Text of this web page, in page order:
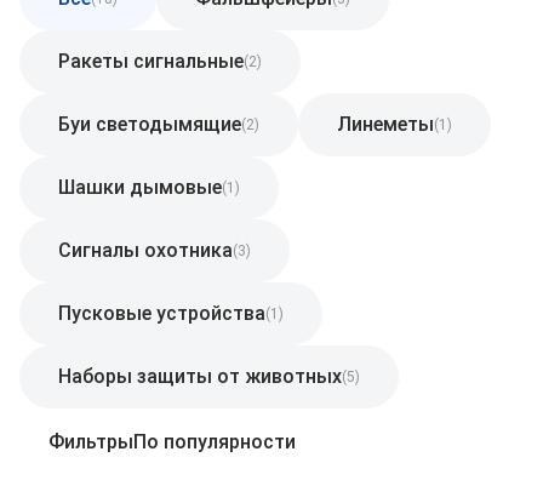
Ракеты сигнальные(2)
Буи светодымящие(2) Линеметы(1)
Шашки дымовые(1)
Сигналы охотника(3)
Пусковые устройства(1)
Наборы защиты от животных(5)
ФильтрыПо популярности